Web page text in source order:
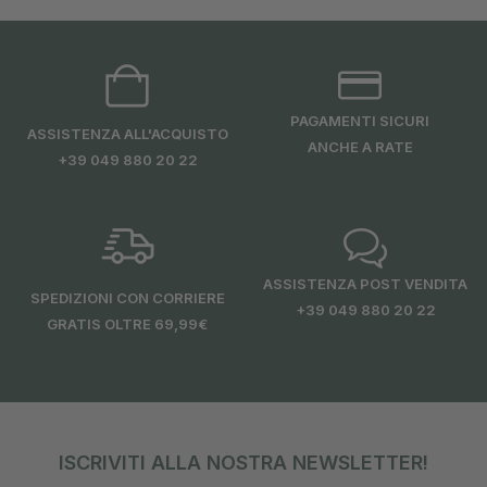
ASSISTENZA ALL'ACQUISTO
+39 049 880 20 22
PAGAMENTI SICURI
ANCHE A RATE
SPEDIZIONI CON CORRIERE
GRATIS OLTRE 69,99€
ASSISTENZA POST VENDITA
+39 049 880 20 22
ISCRIVITI ALLA NOSTRA NEWSLETTER!